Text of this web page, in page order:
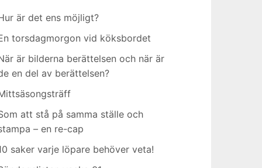
är det ens möjligt?
torsdagmorgon vid köksbordet
är bilderna berättelsen och när är
en del av berättelsen?
att stå på samma ställe och
– en re-cap
saker varje löpare behöver veta!